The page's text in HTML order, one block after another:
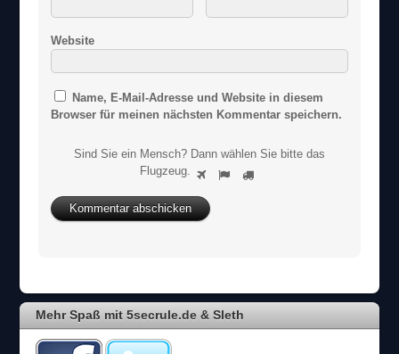
Website
Name, E-Mail-Adresse und Website in diesem
Browser für meinen nächsten Kommentar speichern.
Sind Sie ein Mensch? Dann wählen Sie bitte das
Flugzeug. S
n
d
i
n
Mehr Spaß mit 5secrule.de & Sleth